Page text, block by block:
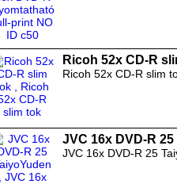
Ricoh 52x CD-R
Ricoh 52x CD-R slim
JVC 16x DVD-R
JVC 16x DVD-R 25